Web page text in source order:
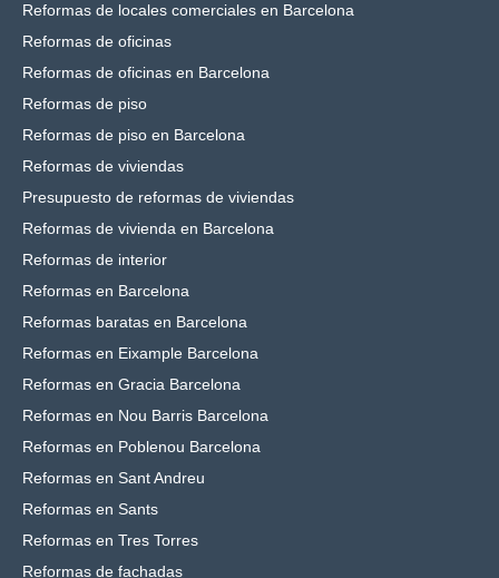
Reformas de locales comerciales en Barcelona
Reformas de oficinas
Reformas de oficinas en Barcelona
Reformas de piso
Reformas de piso en Barcelona
Reformas de viviendas
Presupuesto de reformas de viviendas
Reformas de vivienda en Barcelona
Reformas de interior
Reformas en Barcelona
Reformas baratas en Barcelona
Reformas en Eixample Barcelona
Reformas en Gracia Barcelona
Reformas en Nou Barris Barcelona
Reformas en Poblenou Barcelona
Reformas en Sant Andreu
Reformas en Sants
Reformas en Tres Torres
Reformas de fachadas